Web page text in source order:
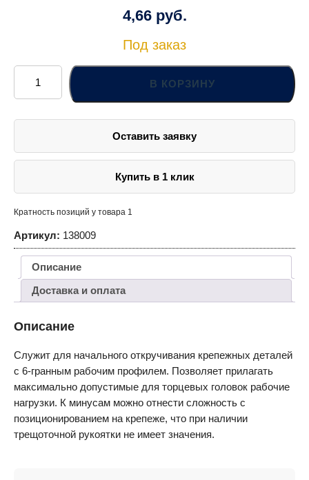
4,66 руб.
Под заказ
Количество
товара
138009
Головка
3/8"DR,
В КОРЗИНУ
Оставить заявку
Купить в 1 клик
Кратность позиций у товара 1
Артикул: 138009
Описание
Доставка и оплата
Описание
Служит для начального откручивания крепежных деталей
с 6-гранным рабочим профилем. Позволяет прилагать
максимально допустимые для торцевых головок рабочие
нагрузки. К минусам можно отнести сложность с
позиционированием на крепеже, что при наличии
трещоточной рукоятки не имеет значения.